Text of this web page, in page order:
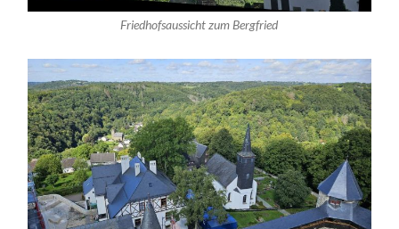
Friedhofsaussicht zum Bergfried